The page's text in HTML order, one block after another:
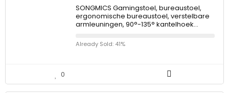
SONGMICS Gamingstoel, bureaustoel,
ergonomische bureaustoel, verstelbare
armleuningen, 90°-135° kantelhoek…
Already Sold: 41%
0